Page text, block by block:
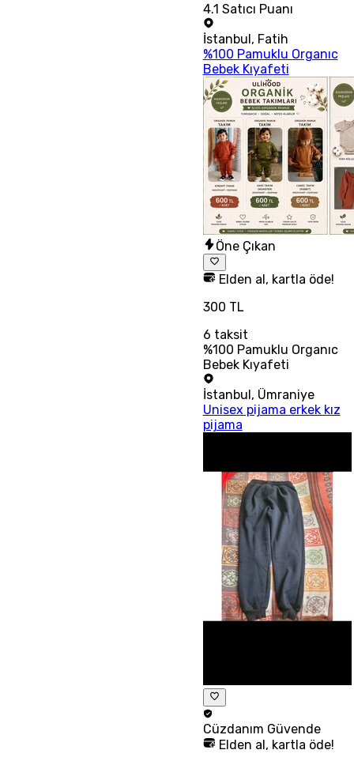
4.1 Satıcı Puanı
İstanbul, Fatih
%100 Pamuklu Organıc
Bebek Kıyafeti
Öne Çıkan
Elden al, kartla öde!
300 TL
6 taksit
%100 Pamuklu Organıc
Bebek Kıyafeti
İstanbul , Ümraniye
Unisex pijama erkek kız
pijama
Cüzdanım Güvende
Elden al, kartla öde!